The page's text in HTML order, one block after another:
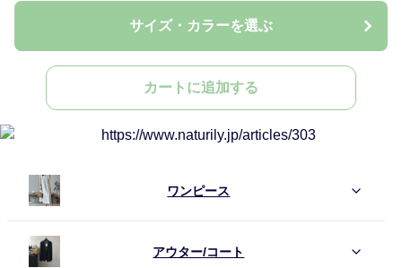
サイズ・カラーを選ぶ
カートに追加する
ワンピース
アウター/コート